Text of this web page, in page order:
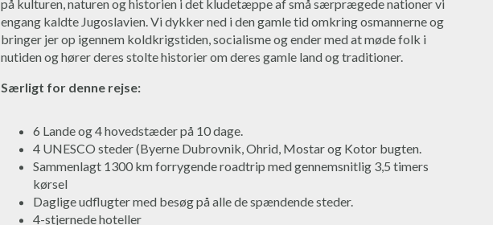
på kulturen, naturen og historien i det kludetæppe af små særprægede nationer vi
engang kaldte Jugoslavien. Vi dykker ned i den gamle tid omkring osmannerne og
bringer jer op igennem koldkrigstiden, socialisme og ender med at møde folk i
nutiden og hører deres stolte historier om deres gamle land og traditioner.
Særligt for denne rejse:
6 Lande og 4 hovedstæder på 10 dage.
4 UNESCO steder (Byerne Dubrovnik, Ohrid, Mostar og Kotor bugten.
Sammenlagt 1300 km forrygende roadtrip med gennemsnitlig 3,5 timers
kørsel
Daglige udflugter med besøg på alle de spændende steder.
4-stjernede hoteller